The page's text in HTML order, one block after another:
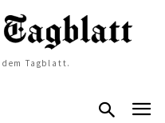
Tagblatt.